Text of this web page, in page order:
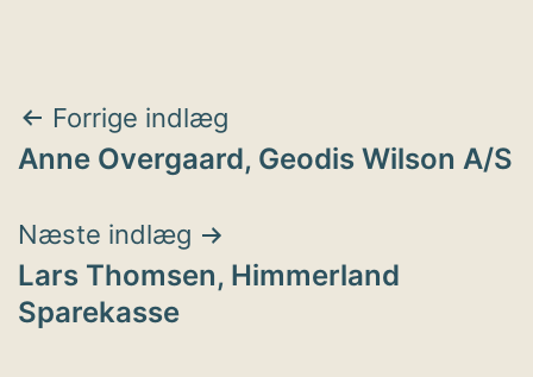
Indlægsnavigation
Forrige indlæg
Anne Overgaard, Geodis Wilson A/S
Næste indlæg
Lars Thomsen, Himmerland
Sparekasse